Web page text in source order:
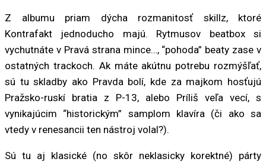
Z albumu priam dýcha rozmanitosť skillz, ktoré
Kontrafakt jednoducho majú. Rytmusov beatbox si
vychutnáte v Pravá strana mince…, “pohoda” beaty zase v
ostatných trackoch. Ak máte akútnu potrebu rozmýšľať,
sú tu skladby ako Pravda bolí, kde za majkom hosťujú
Pražsko-ruskí bratia z P-13, alebo Príliš veľa vecí, s
vynikajúcim “historickým” samplom klavíra (či ako sa
vtedy v renesancii ten nástroj volal?).
Sú tu aj klasické (no skôr neklasicky korektné) párty